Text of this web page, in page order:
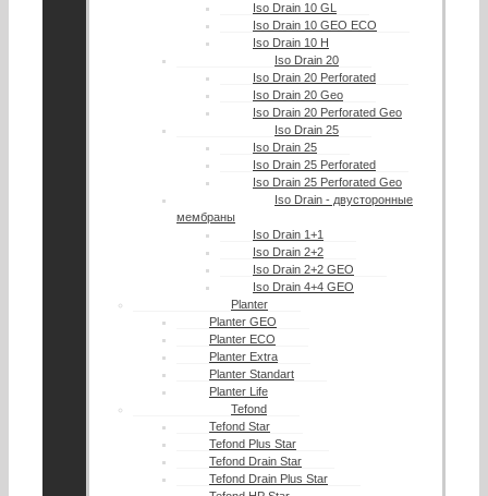
Iso Drain 10 GL
Iso Drain 10 GEO ECO
Iso Drain 10 H
Iso Drain 20
Iso Drain 20 Perforated
Iso Drain 20 Geo
Iso Drain 20 Perforated Geo
Iso Drain 25
Iso Drain 25
Iso Drain 25 Perforated
Iso Drain 25 Perforated Geo
Iso Drain - двусторонные
мембраны
Iso Drain 1+1
Iso Drain 2+2
Iso Drain 2+2 GEO
Iso Drain 4+4 GEO
Planter
Planter GEO
Planter ECO
Planter Extra
Planter Standart
Planter Life
Tefond
Tefond Star
Tefond Plus Star
Tefond Drain Star
Tefond Drain Plus Star